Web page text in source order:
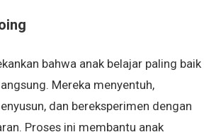
bahwa anak belajar paling baik
Mereka menyentuh,
dan bereksperimen dengan
Proses ini membantu anak